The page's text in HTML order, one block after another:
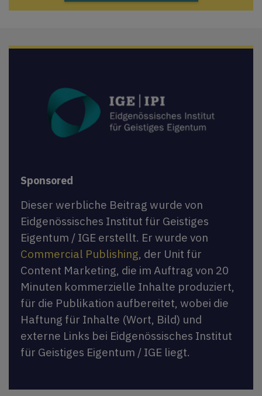
Sponsored
Dieser werbliche Beitrag wurde von
Eidgenössisches Institut für Geistiges
Eigentum / IGE erstellt. Er wurde von
Commercial Publishing, der Unit für
Content Marketing, die im Auftrag von 20
Minuten kommerzielle Inhalte produziert,
für die Publikation aufbereitet, wobei die
Haftung für Inhalte (Wort, Bild) und
externe Links bei Eidgenössisches Institut
für Geistiges Eigentum / IGE liegt.